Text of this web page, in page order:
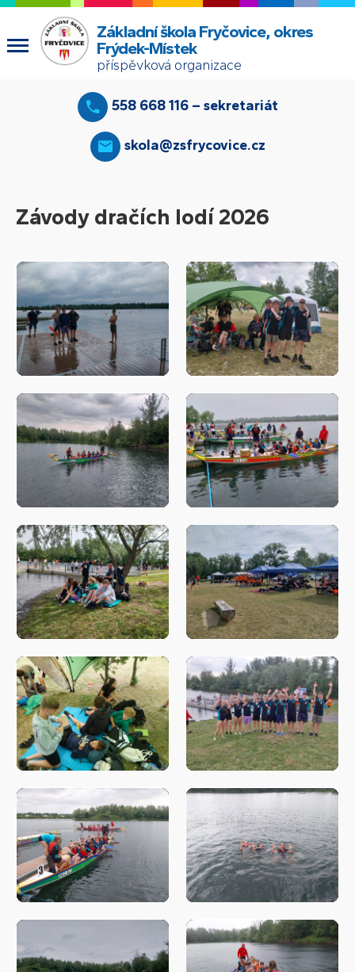
Základní škola Fryčovice, okres
Frýdek-Místek
příspěvková organizace
558 668 116 – sekretariát
skola@zsfrycovice.cz
Závody dračích lodí 2026